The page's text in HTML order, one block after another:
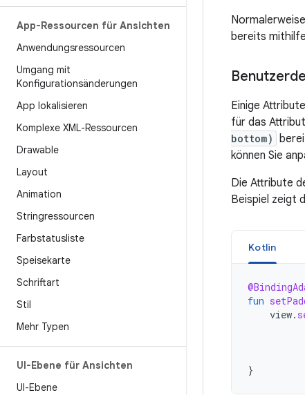
App-Ressourcen für Ansichten
Anwendungsressourcen
Umgang mit
Konfigurationsänderungen
App lokalisieren
Komplexe XML-Ressourcen
Drawable
Layout
Animation
Stringressourcen
Farbstatusliste
Speisekarte
Schriftart
Stil
Mehr Typen
UI-Ebene für Ansichten
UI-Ebene
bereits
Einige
für das Attribut
bottom)
können Sie
Die Attribute
Beispiel zeigt
Kotlin
fun
view.
}